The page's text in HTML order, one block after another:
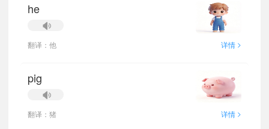
he
翻译：他 详情 >
pig
翻译：猪 详情 >